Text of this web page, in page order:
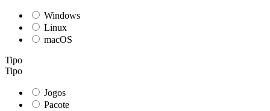
Windows
Linux
macOS
Tipo
Tipo
Jogos
Pacote